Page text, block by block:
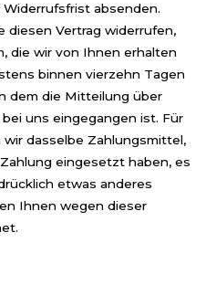
absenden.
diesen Vertrag widerrufen,
die wir von Ihnen erhalten
binnen vierzehn Tagen
dem die Mitteilung über
uns eingegangen ist. Für
dasselbe Zahlungsmittel,
eingesetzt haben, es
etwas anderes
Ihnen wegen dieser